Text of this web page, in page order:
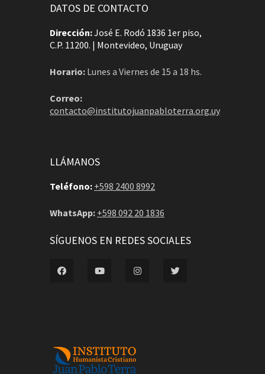
DATOS DE CONTACTO
Dirección:José E. Rodó 1836 1er piso,
C.P. 11200. | Montevideo, Uruguay
Horario: Lunes a Viernes de 15 a 18 hs.
Correo:
contacto@institutojuanpabloterra.org.uy
LLÁMANOS
Teléfono: +598 2400 8992
WhatsApp: +598 092 20 1836
SÍGUENOS EN REDES SOCIALES